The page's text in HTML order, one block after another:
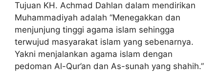
Tujuan KH. Achmad Dahlan dalam mendirikan
Muhammadiyah adalah “Menegakkan dan
menjunjung tinggi agama islam sehingga
terwujud masyarakat islam yang sebenarnya.
Yakni menjalankan agama islam dengan
pedoman Al-Qur’an dan As-sunah yang shahih.”